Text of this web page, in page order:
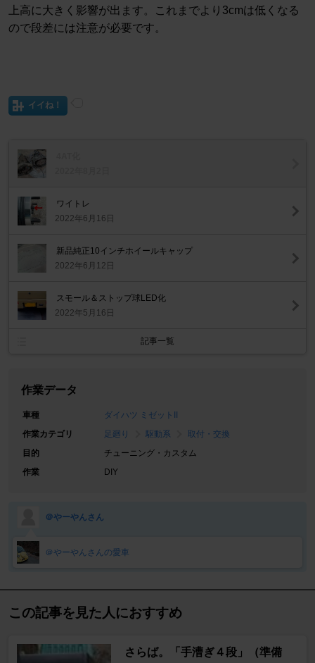
上高に大きく影響が出ます。これまでより3cmは低くなる
ので段差には注意が必要です。
イイね！
ワイトレ
2022年6月16日
新品純正10インチホイールキャップ
2022年6月12日
スモール＆ストップ球LED化
2022年5月16日
記事一覧
作業データ
車種
ダイハツ ミゼットII
作業カテゴリ
足廻り 駆動系
取付・交換
目的
チューニング・カスタム
作業
DIY
＠やーやんさん
＠やーやんさんの愛車
この記事を見た人におすすめ
さらば。「手漕ぎ４段」（準備